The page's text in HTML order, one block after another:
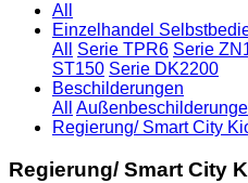
All
Einzelhandel
All
Serie TPR6 Serie
ST150 Serie DK2200
Beschilderungen
All
Regierung/ Smart City
Regierung/ Smart City